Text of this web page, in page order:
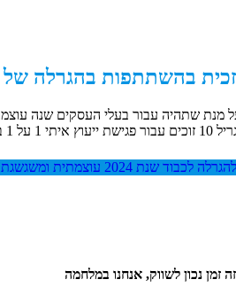
זכית בהשתתפות בהגרלה
מנת שתהיה עבור בעלי העסקים שנה
ייעוץ איתי 1 על 1 בשווי
שנת 2024 עוצמתית ומשגשגת!
זמן נכון לשווק, אנחנו במלחמה